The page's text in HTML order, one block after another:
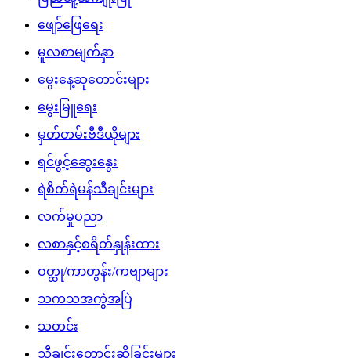
ဖျော်ဖြေရေး
မူလစာမျက်နှာ
မွေးနေ့ဆုတောင်းများ
မွေးမြူရေး
မှတ်တမ်းဗီဒီယိုများ
ရင်ဖွင့်ဆွေးနွေး
ရဲစိတ်ရဲမန်သီချင်းများ
လက်မှုပညာ
လစာနှင့်စရိတ်နှုန်းထား
ဝတ္ထု/ကာတွန်း/ကဗျာများ
သကသအကွဲအပြဲ
သတင်း
သီချင်းတောင်းဆိုခြင်းများ